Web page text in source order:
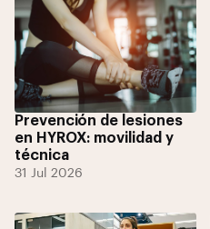
Prevención de lesiones
en HYROX: movilidad y
técnica
31 Jul 2026